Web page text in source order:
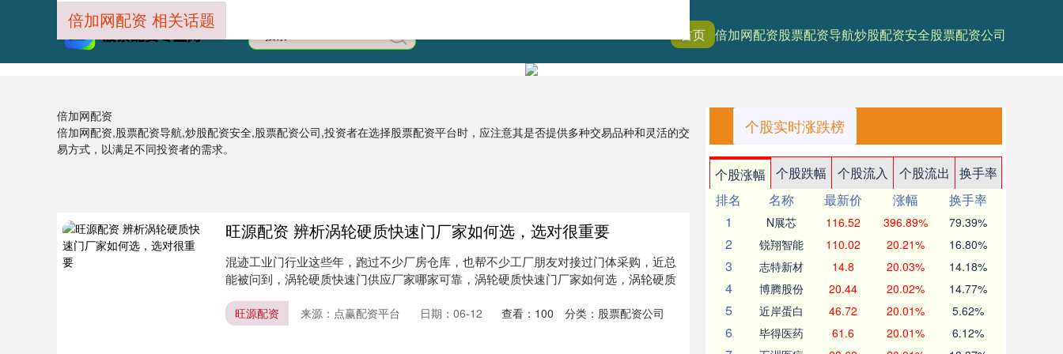
首页 倍加网配资股票配资导航炒股配资安全股票配资公司
倍加网配资
倍加网配资,股票配资导航,炒股配资安全,股票配资公司,投资者在选择股票配资平台时，应注意其是否提供多种交易品种和灵活的交
易方式，以满足不同投资者的需求。
倍加网配资 相关话题
旺源配资 辨析涡轮硬质快速门厂家如何选，选对很重要
混迹工业门行业这些年，跑过不少厂房仓库，也帮不少工厂朋友对接过门体采购，近总
能被问到，涡轮硬质快速门供应厂家哪家可靠，涡轮硬质快速门厂家如何选，涡轮硬质
旺源配资 来源：点赢配资平台 日期：06-12 查看： 100 分类： 股票配资公司
个股实时涨跌榜
个股涨幅 个股跌幅 个股流入 个股流出
换手率
排名
名称 最新价 涨幅
换手率
1
N展芯 116.52 396.89% 79.39%
2 锐翔智能 110.02 20.21% 16.80%
3 志特新材 14.8 20.03% 14.18%
4 博腾股份 20.44 20.02% 14.77%
5 近岸蛋白 46.72 20.01% 5.62%
6 毕得医药 61.6 20.01% 6.12%